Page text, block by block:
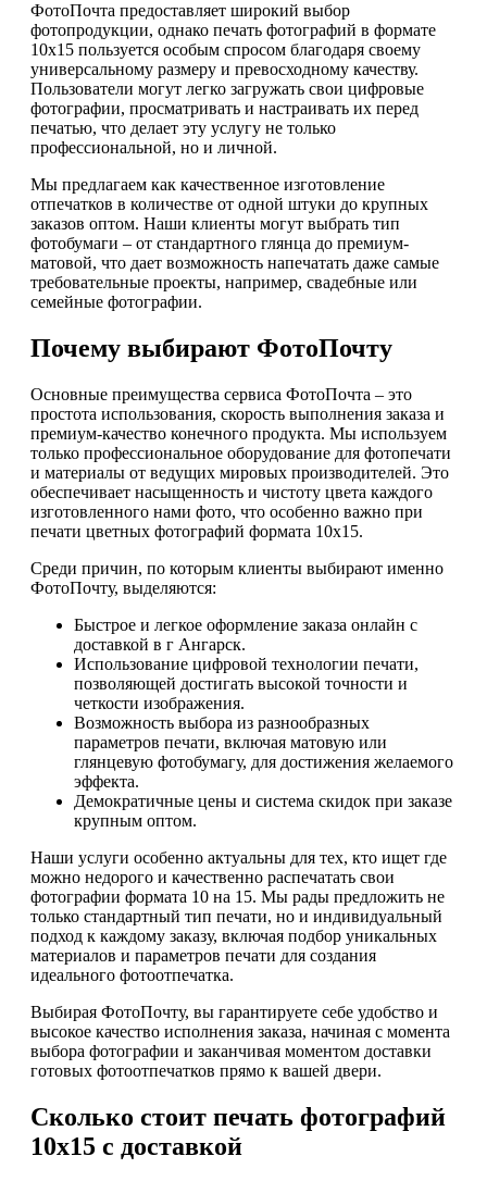
ФотоПочта предоставляет широкий выбор
фотопродукции, однако печать фотографий в формате
10х15 пользуется особым спросом благодаря своему
универсальному размеру и превосходному качеству.
Пользователи могут легко загружать свои цифровые
фотографии, просматривать и настраивать их перед
печатью, что делает эту услугу не только
профессиональной, но и личной.
Мы предлагаем как качественное изготовление
отпечатков в количестве от одной штуки до крупных
заказов оптом. Наши клиенты могут выбрать тип
фотобумаги – от стандартного глянца до премиум-
матовой, что дает возможность напечатать даже самые
требовательные проекты, например, свадебные или
семейные фотографии.
Почему выбирают ФотоПочту
Основные преимущества сервиса ФотоПочта – это
простота использования, скорость выполнения заказа и
премиум-качество конечного продукта. Мы используем
только профессиональное оборудование для фотопечати
и материалы от ведущих мировых производителей. Это
обеспечивает насыщенность и чистоту цвета каждого
изготовленного нами фото, что особенно важно при
печати цветных фотографий формата 10х15.
Среди причин, по которым клиенты выбирают именно
ФотоПочту, выделяются:
Быстрое и легкое оформление заказа онлайн с
доставкой в г Ангарск.
Использование цифровой технологии печати,
позволяющей достигать высокой точности и
четкости изображения.
Возможность выбора из разнообразных
параметров печати, включая матовую или
глянцевую фотобумагу, для достижения желаемого
эффекта.
Демократичные цены и система скидок при заказе
крупным оптом.
Наши услуги особенно актуальны для тех, кто ищет где
можно недорого и качественно распечатать свои
фотографии формата 10 на 15. Мы рады предложить не
только стандартный тип печати, но и индивидуальный
подход к каждому заказу, включая подбор уникальных
материалов и параметров печати для создания
идеального фотоотпечатка.
Выбирая ФотоПочту, вы гарантируете себе удобство и
высокое качество исполнения заказа, начиная с момента
выбора фотографии и заканчивая моментом доставки
готовых фотоотпечатков прямо к вашей двери.
Сколько стоит печать фотографий
10х15 с доставкой